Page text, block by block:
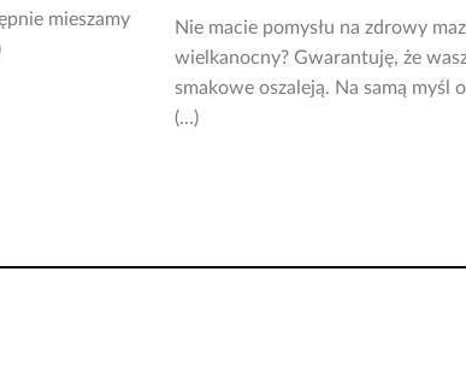
mieszamy
Nie macie pomysłu na zdrowy
wielkanocny? Gwarantuję, że
smakowe oszaleją. Na samą myśl
(...)